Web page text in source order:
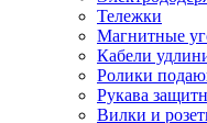
Тележки
Магнитные
Кабели
Ролики
Рукава
Вилки и